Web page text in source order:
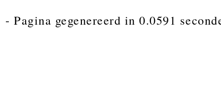
- Pagina gegenereerd in 0.0591